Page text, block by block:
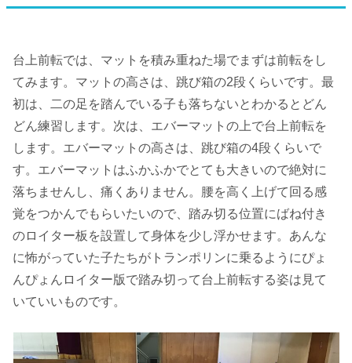
台上前転では、マットを積み重ねた場でまずは前転をし
てみます。マットの高さは、跳び箱の2段くらいです。最
初は、二の足を踏んでいる子も落ちないとわかるとどん
どん練習します。次は、エバーマットの上で台上前転を
します。エバーマットの高さは、跳び箱の4段くらいで
す。エバーマットはふかふかでとても大きいので絶対に
落ちませんし、痛くありません。腰を高く上げて回る感
覚をつかんでもらいたいので、踏み切る位置にばね付き
のロイター板を設置して身体を少し浮かせます。あんな
に怖がっていた子たちがトランポリンに乗るようにぴょ
んぴょんロイター版で踏み切って台上前転する姿は見て
いていいものです。